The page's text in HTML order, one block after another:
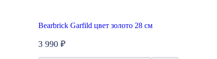
Bearbrick Garfild цвет золото 28 см
3 990 ₽